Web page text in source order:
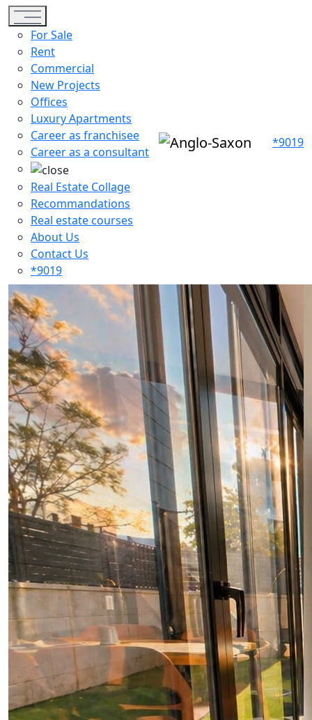
Toggle navigation
For Sale
Rent
Commercial
New Projects
Offices
Luxury Apartments
Career as franchisee
Career as a consultant
Real Estate Collage
Recommandations
Real estate courses
About Us
Contact Us
*9019
*9019